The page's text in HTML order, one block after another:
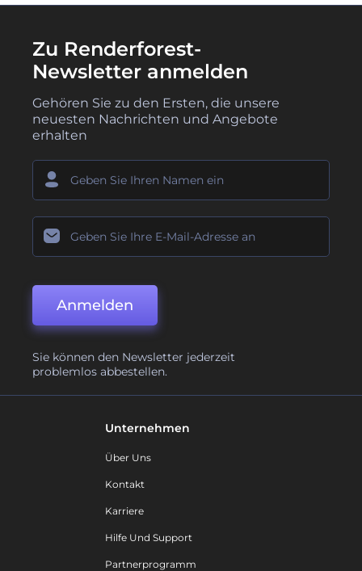
Zu Renderforest-
Newsletter anmelden
Gehören Sie zu den Ersten, die unsere
neuesten Nachrichten und Angebote
erhalten
Anmelden
Sie können den Newsletter jederzeit
problemlos abbestellen.
Unternehmen
Über Uns
Kontakt
Karriere
Hilfe Und Support
Partnerprogramm